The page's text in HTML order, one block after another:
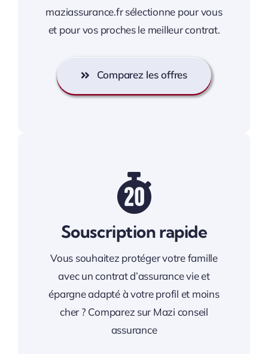
maziassurance.fr sélectionne pour vous
et pour vos proches le meilleur contrat.
Comparez les offres
Souscription rapide
Vous souhaitez protéger votre famille
avec un contrat d’assurance vie et
épargne adapté à votre profil et moins
cher ? Comparez sur Mazi conseil
assurance